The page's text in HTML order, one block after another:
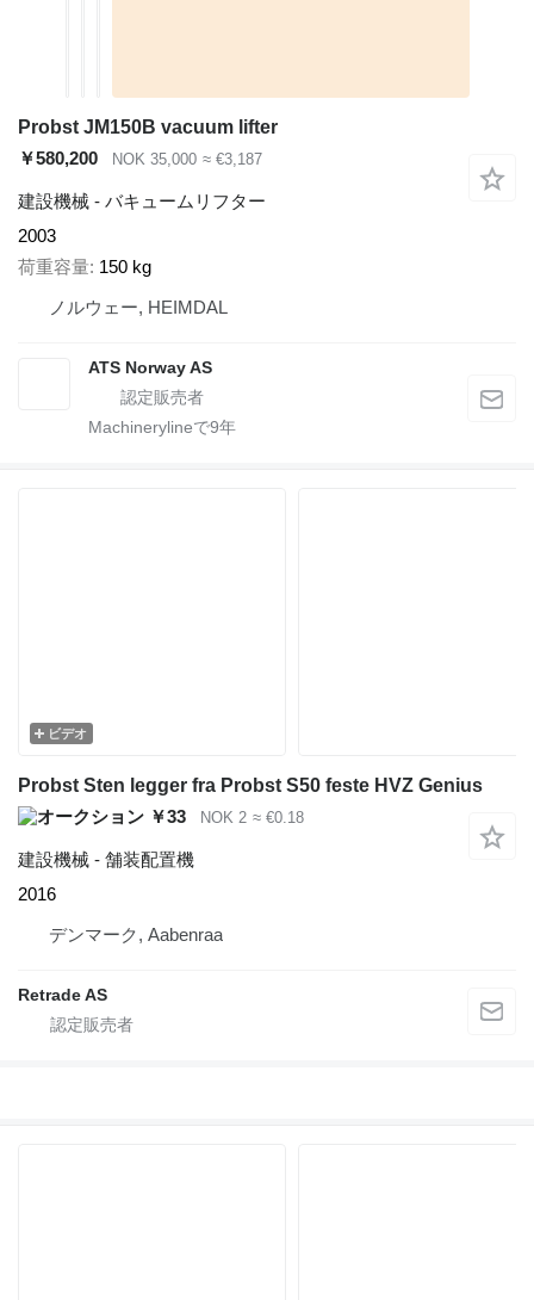
Probst JM150B vacuum lifter
￥580,200
NOK 35,000 ≈ €3,187
建設機械 - バキュームリフター
2003
荷重容量 150 kg
ノルウェー, HEIMDAL
ATS Norway AS
Machinerylineで9年
ビデオ
Probst Sten legger fra Probst S50 feste HVZ Genius
￥33
NOK 2 ≈ €0.18
建設機械 - 舗装配置機
2016
デンマーク, Aabenraa
Retrade AS